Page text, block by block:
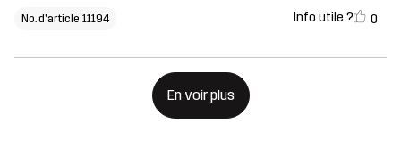
No. d'article 11194 Info utile ? 0
En voir plus